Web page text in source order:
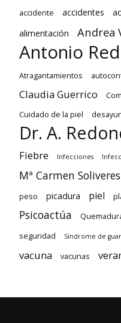
accidente accidentes
alimentación Andrea
Antonio
Atragantamientos
Claudia Guerrico
Cuidado de la piel
Dr. A.
Fiebre Infecciones
Mª Carmen Soliveres
peso picadura piel
Psicoactúa
seguridad Sindrome de
vacuna vacunas